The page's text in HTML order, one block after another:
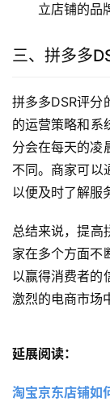
立店铺的品
三、拼多多
拼多多DSR评分
的运营策略和系
分会在每天的凌
不同。商家可以
以便及时了解服
总结来说，提高
家在多个方面不
以赢得消费者的
激烈的电商市场
延展阅读：
淘宝京东店铺如